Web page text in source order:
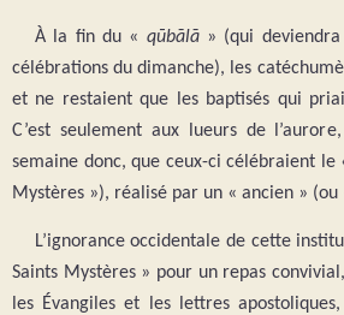
À la fin du « qūbālā» (qui
célébrations du dimanche), les
et ne restaient que les baptisés qui
C’est seulement aux lueurs de
semaine donc, que ceux-ci célébraient le
Mystères »), réalisé par un « ancien »
L’ignorance occidentale de cette
Saints Mystères » pour un repas
les Évangiles et les lettres